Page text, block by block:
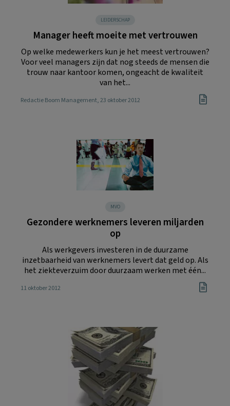
LEIDERSCHAP
Manager heeft moeite met vertrouwen
Op welke medewerkers kun je het meest vertrouwen?
Voor veel managers zijn dat nog steeds de mensen die
trouw naar kantoor komen, ongeacht de kwaliteit
van het...
Redactie Boom Management, 23 oktober 2012
MVO
Gezondere werknemers leveren miljarden
op
Als werkgevers investeren in de duurzame
inzetbaarheid van werknemers levert dat geld op. Als
het ziekteverzuim door duurzaam werken met één...
11 oktober 2012